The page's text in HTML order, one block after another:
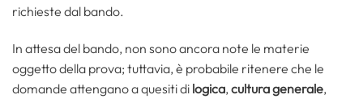
richieste dal bando.
In attesa del bando, non sono ancora note le materie
oggetto della prova; tuttavia, è probabile ritenere che le
domande attengano a quesiti di logica, cultura generale,